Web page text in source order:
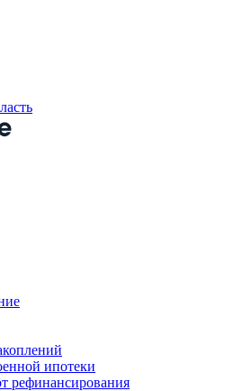
ипотеки
рефинансирования